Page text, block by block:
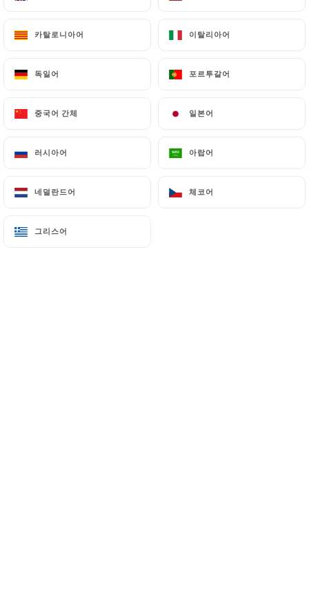
카탈로니아어 이탈리아어
독일어 포르투갈어
중국어 간체 일본어
러시아어 아랍어
네덜란드어 체코어
그리스어
갤러리
카탈로니아어 이탈리아어
독일어 포르투갈어
중국어 간체 일본어
러시아어 아랍어
네덜란드어 체코어
그리스어